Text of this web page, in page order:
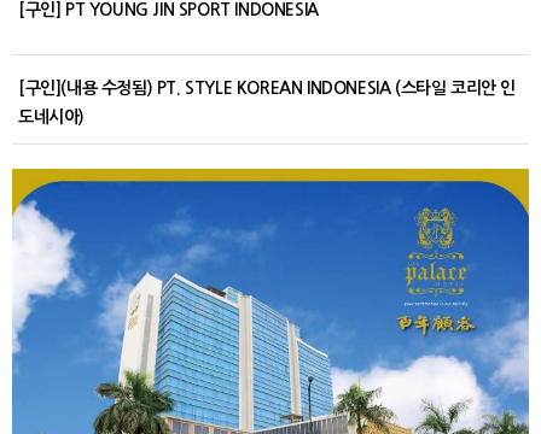
[구인] PT YOUNG JIN SPORT INDONESIA
[구인](내용 수정됨) PT. STYLE KOREAN INDONESIA (스타일 코리안 인
도네시아)